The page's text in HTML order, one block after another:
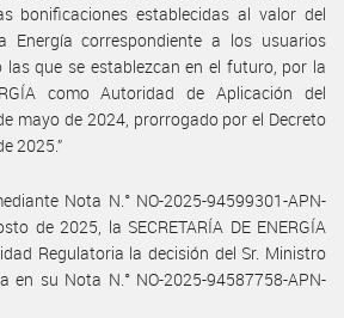
bonificaciones establecidas al valor del
Energía correspondiente a los usuarios
las que se establezcan en el futuro, por la
como Autoridad de Aplicación del
mayo de 2024, prorrogado por el Decreto
2025.”
Nota N.° NO-2025-94599301-APN-
de 2025, la SECRETARÍA DE ENERGÍA
Regulatoria la decisión del Sr. Ministro
en su Nota N.° NO-2025-94587758-APN-